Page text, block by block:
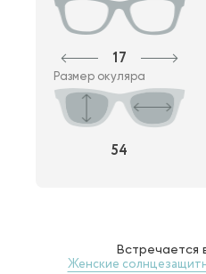
17
Размер окуляра
54
Встречается
Женские